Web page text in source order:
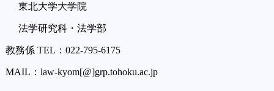
東北大学大学院
法学研究科・法学部
教務係 TEL：022-795-6175
MAIL：law-kyom[@]grp.tohoku.ac.jp